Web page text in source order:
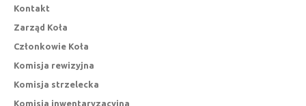
Kontakt
Zarząd Koła
Członkowie Koła
Komisja rewizyjna
Komisja strzelecka
Komisja inwentaryzacyjna